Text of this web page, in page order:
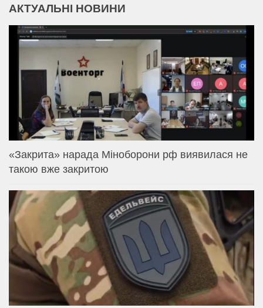
АКТУАЛЬНІ НОВИНИ
«Закрита» нарада Міноборони рф виявилася не
такою вже закритою